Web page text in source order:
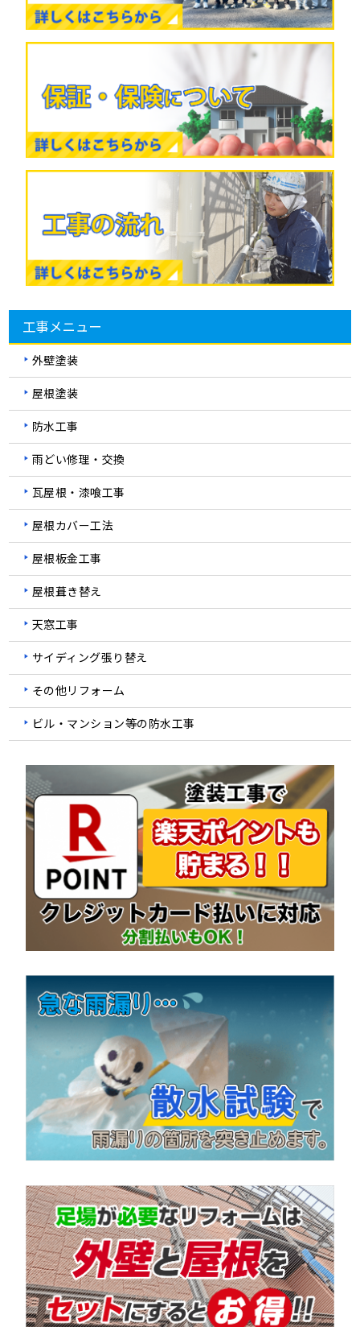
工事メニュー
外壁塗装
屋根塗装
防水工事
雨どい修理・交換
瓦屋根・漆喰工事
屋根カバー工法
屋根板金工事
屋根葺き替え
天窓工事
サイディング張り替え
その他リフォーム
ビル・マンション等の防水工事